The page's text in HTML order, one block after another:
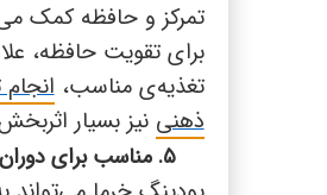
تمرکز و حافظه کمک
برای تقویت حافظه،
تغذیه‌ی مناسب،
ذهنی نیز بسیار
۵. مناسب برای دوران بارداری و شیردهی